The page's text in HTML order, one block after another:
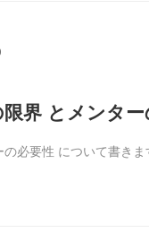
界 とメンター
必要性 について書き